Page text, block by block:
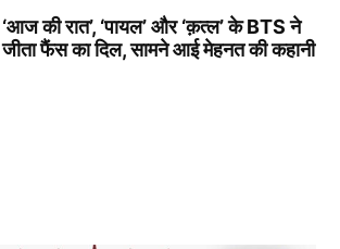
‘आज की रात’, ‘पायल’ और ‘क़त्ल’ के BTS ने
जीता फैंस का दिल, सामने आई मेहनत की कहानी